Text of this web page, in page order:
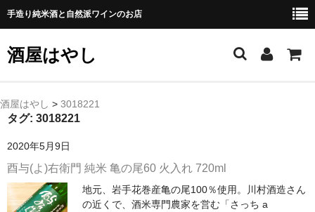
手造り純米酒と自然派ワインのお店
酒屋はやし
ホーム
純 米 酒
よえもん 川村酒造店（岩手県花巻市）
酒屋はやし > 3018221
タグ: 3018221
2020年5月9日
酉与(よ)右衛門 純米 亀の尾60 火入れ 720ml
地元、岩手花巻産亀の尾100％使用。川村酒造さん
の近くで、酒米専門農家を営む「さっち a